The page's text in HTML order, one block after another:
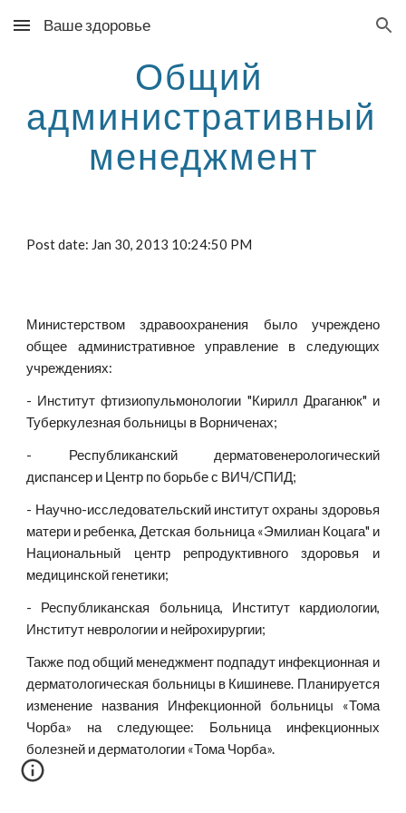
Skip to main content Skip to navigation
Ваше здоровье
Общий
административный
менеджмент
Post date: Jan 30, 2013 10:24:50 PM
Министерством здравоохранения было учреждено
общее административное управление в следующих
учреждениях:
- Институт фтизиопульмонологии "Кирилл Драганюк" и
Туберкулезная больницы в Ворниченах;
- Республиканский дерматовенерологический
диспансер и Центр по борьбе с ВИЧ/СПИД;
- Научно-исследовательский институт охраны здоровья
матери и ребенка, Детская больница «Эмилиан Коцага" и
Национальный центр репродуктивного здоровья и
медицинской генетики;
- Республиканская больница, Институт кардиологии,
Институт неврологии и нейрохирургии;
Также под общий менеджмент подпадут инфекционная и
дерматологическая больницы в Кишиневе. Планируется
изменение названия Инфекционной больницы «Тома
Чорба» на следующее: Больница инфекционных
болезней и дерматологии «Тома Чорба».